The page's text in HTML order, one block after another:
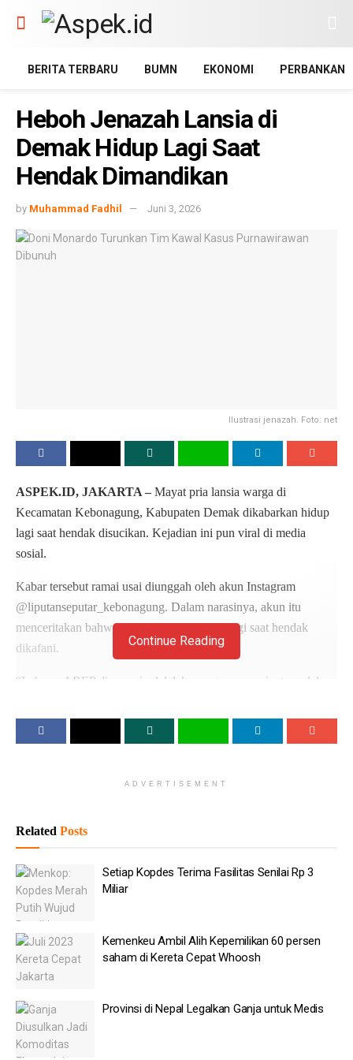
BERITA TERBARU BUMN EKONOMI PERBANKAN
Heboh Jenazah Lansia di
Demak Hidup Lagi Saat
Hendak Dimandikan
by Muhammad Fadhil Juni 3, 2026
Ilustrasi jenazah. Foto: net
ASPEK.ID, JAKARTA – Mayat pria lansia warga di
Kecamatan Kebonagung, Kabupaten Demak dikabarkan hidup
lagi saat hendak disucikan. Kejadian ini pun viral di media
sosial.
Kabar tersebut ramai usai diunggah oleh akun Instagram
@liputanseputar_kebonagung. Dalam narasinya, akun itu
menceritakan bahwa warga tersebut hidup lagi saat hendak
dikafani.
“Lah pas AREP di suceni ndelalah wonge mau mripate melek.
URIP MANEH,” tulis cuplikan takarir akun tersebut dilansir
detik.com pada Rabu (3/6).
Kemenkeu Ambil Alih Kepemilikan 60 persen saham di
Kereta Cepat Whoosh
Provinsi di Nepal Legalkan Ganja untuk Medis
Pemerintah
Mendagri: Tiga Solusi Pemda yang Sulit Bayar Gaji PPPK
Purbaya Tambah Rp70 Triliun ke Bank Milik Negara
Kapolsek Kebonagung, Iptu Said Nu’man Murod,
Continue Reading
ADVERTISEMENT
Related Posts
Setiap Kopdes Terima Fasilitas Senilai Rp 3
Miliar
Kemenkeu Ambil Alih Kepemilikan 60 persen
saham di Kereta Cepat Whoosh
Provinsi di Nepal Legalkan Ganja untuk Medis